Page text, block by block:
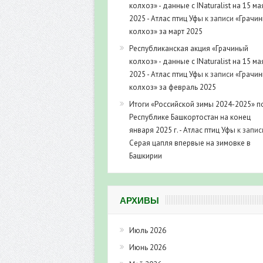
колхоз» - данные с INaturalist на 15
2025 - Атлас птиц Уфы к записи
колхоз» за март 2025
Республиканская акция «Грачиный
колхоз» - данные с INaturalist на 15
2025 - Атлас птиц Уфы к записи
колхоз» за февраль 2025
Итоги «Российской зимы 2024-2025»
Республике Башкортостан на конец
января 2025 г. - Атлас птиц Уфы к
Серая цапля впервые на зимовке в
Башкирии
АРХИВЫ
Июль 2026
Июнь 2026